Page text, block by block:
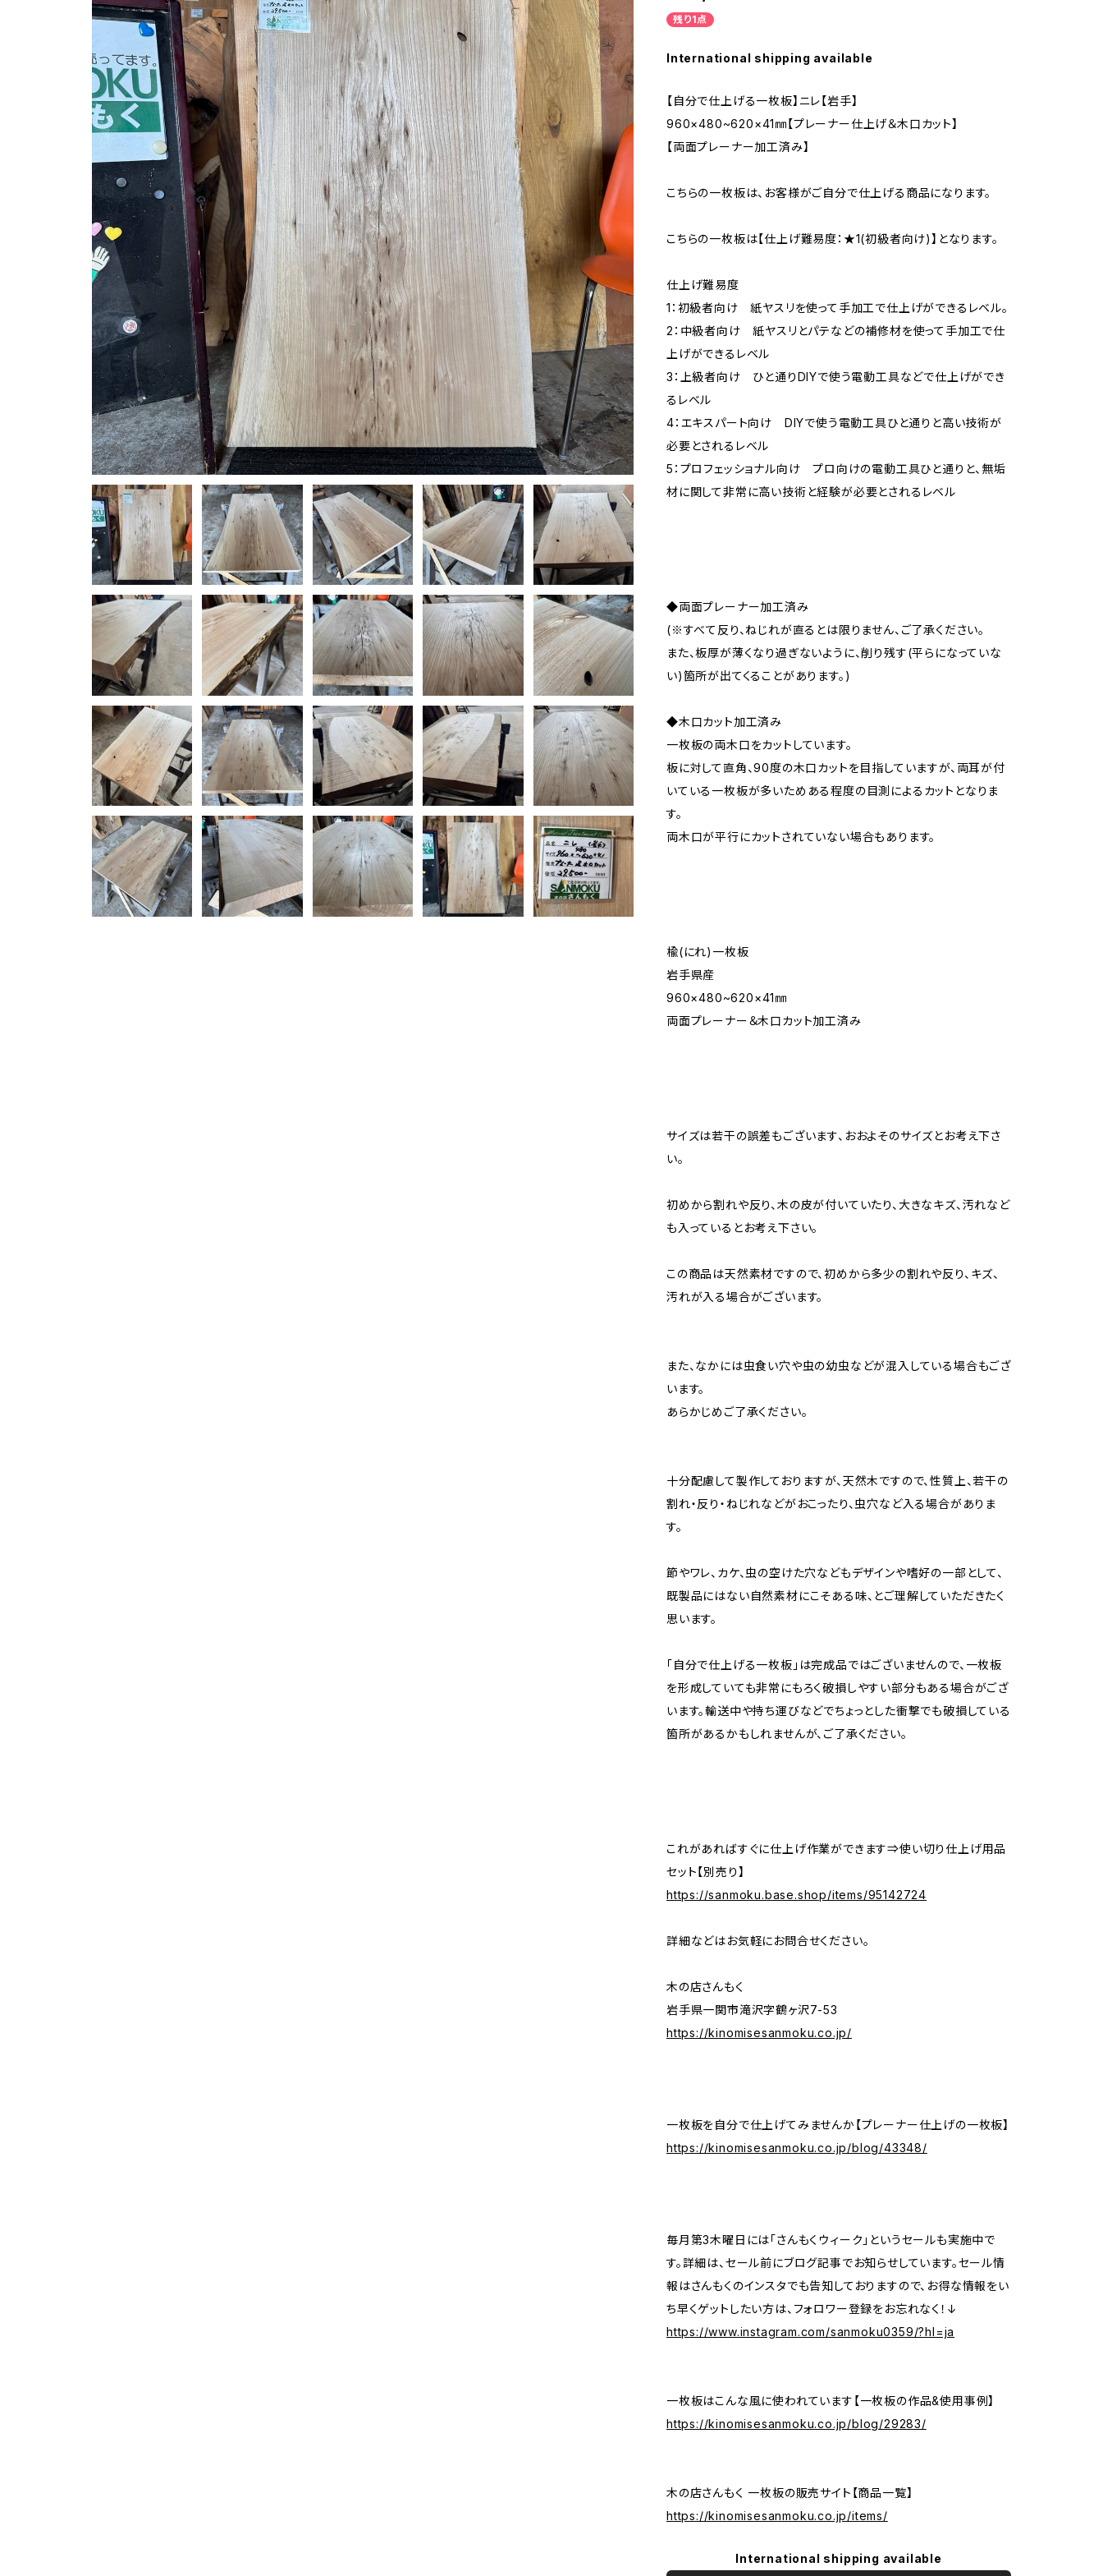
残り1点
International shipping available
【自分で仕上げる一枚板】ニレ【岩手】
960×480~620×41㎜【プレーナー仕上げ＆木口カット】
【両面プレーナー加工済み】
こちらの一枚板は、お客様がご自分で仕上げる商品になります。
こちらの一枚板は【仕上げ難易度：★1(初級者向け)】となります。
仕上げ難易度
1：初級者向け 紙ヤスリを使って手加工で仕上げができるレベル。
2：中級者向け 紙ヤスリとパテなどの補修材を使って手加工で仕
上げができるレベル
3：上級者向け ひと通りDIYで使う電動工具などで仕上げができ
るレベル
4：エキスパート向け DIYで使う電動工具ひと通りと高い技術が
必要とされるレベル
5：プロフェッショナル向け プロ向けの電動工具ひと通りと、無垢
材に関して非常に高い技術と経験が必要とされるレベル
◆両面プレーナー加工済み
(※すべて反り、ねじれが直るとは限りません、ご了承ください。
また、板厚が薄くなり過ぎないように、削り残す(平らになっていな
い)箇所が出てくることがあります。)
◆木口カット加工済み
一枚板の両木口をカットしています。
板に対して直角、90度の木口カットを目指していますが、両耳が付
いている一枚板が多いためある程度の目測によるカットとなりま
す。
両木口が平行にカットされていない場合もあります。
楡(にれ)一枚板
岩手県産
960×480~620×41㎜
両面プレーナー＆木口カット加工済み
サイズは若干の誤差もございます、おおよそのサイズとお考え下さ
い。
初めから割れや反り、木の皮が付いていたり、大きなキズ、汚れなど
も入っているとお考え下さい。
この商品は天然素材ですので、初めから多少の割れや反り、キズ、
汚れが入る場合がございます。
また、なかには虫食い穴や虫の幼虫などが混入している場合もござ
います。
あらかじめご了承ください。
十分配慮して製作しておりますが、天然木ですので、性質上、若干の
割れ・反り・ねじれなどがおこったり、虫穴など入る場合がありま
す。
節やワレ、カケ、虫の空けた穴などもデザインや嗜好の一部として、
既製品にはない自然素材にこそある味、とご理解していただきたく
思います。
「自分で仕上げる一枚板」は完成品ではございませんので、一枚板
を形成していても非常にもろく破損しやすい部分もある場合がござ
います。輸送中や持ち運びなどでちょっとした衝撃でも破損している
箇所があるかもしれませんが、ご了承ください。
これがあればすぐに仕上げ作業ができます⇒使い切り仕上げ用品
セット【別売り】
https://sanmoku.base.shop/items/95142724
詳細などはお気軽にお問合せください。
木の店さんもく
岩手県一関市滝沢字鶴ヶ沢7-53
https://kinomisesanmoku.co.jp/
一枚板を自分で仕上げてみませんか【プレーナー仕上げの一枚板】
https://kinomisesanmoku.co.jp/blog/43348/
毎月第3木曜日には「さんもくウィーク」というセールも実施中で
す。詳細は、セール前にブログ記事でお知らせしています。セール情
報はさんもくのインスタでも告知しておりますので、お得な情報をい
ち早くゲットしたい方は、フォロワー登録をお忘れなく！↓
https://www.instagram.com/sanmoku0359/?hl=ja
一枚板はこんな風に使われています【一枚板の作品&使用事例】
https://kinomisesanmoku.co.jp/blog/29283/
木の店さんもく 一枚板の販売サイト【商品一覧】
https://kinomisesanmoku.co.jp/items/
International shipping available